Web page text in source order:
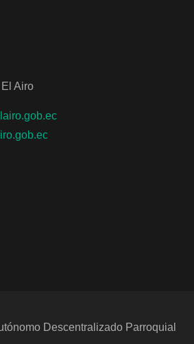
Airo
Descentralizado Parroquial